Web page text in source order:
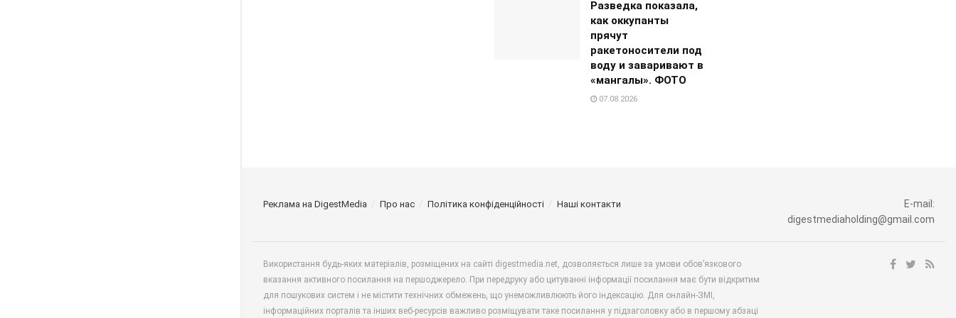
Разведка показала,
как оккупанты
прячут
ракетоносители под
воду и заваривают в
«мангалы». ФОТО
07.08.2026
Реклама на DigestMedia Про нас Політика конфіденційності Наші контакти
E-mail:
digestmediaholding@gmail.com
Використання будь-яких матеріалів, розміщених на сайті digestmedia.net, дозволяється лише за умови обов’язкового
вказання активного посилання на першоджерело. При передруку або цитуванні інформації посилання має бути відкритим
для пошукових систем і не містити технічних обмежень, що унеможливлюють його індексацію. Для онлайн-ЗМІ,
інформаційних порталів та інших веб-ресурсів важливо розміщувати таке посилання у підзаголовку або в першому абзаці